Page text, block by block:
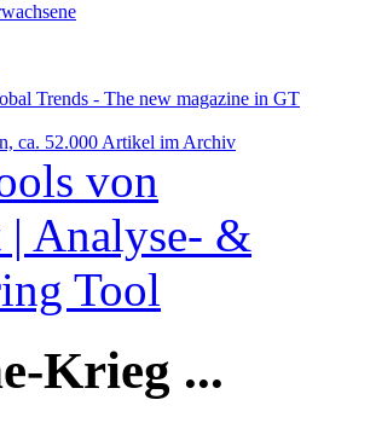
Trends - The new magazine in GT
ca. 52.000 Artikel im Archiv
Krieg ...